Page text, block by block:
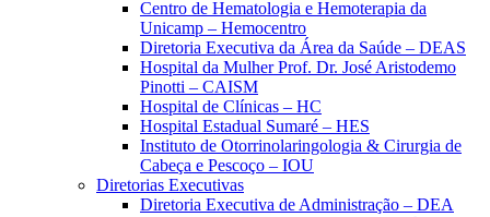
Centro de Hematologia e Hemoterapia da
Unicamp – Hemocentro
Diretoria Executiva da Área da Saúde – DEAS
Hospital da Mulher Prof. Dr. José Aristodemo
Pinotti – CAISM
Hospital de Clínicas – HC
Hospital Estadual Sumaré – HES
Instituto de Otorrinolaringologia & Cirurgia de
Cabeça e Pescoço – IOU
Diretorias Executivas
Diretoria Executiva de Administração – DEA